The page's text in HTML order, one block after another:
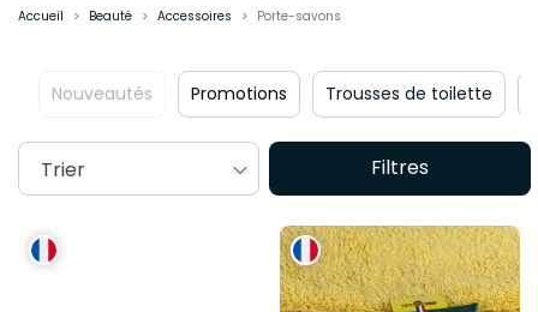
Accueil Beauté Accessoires Porte-savons
Promotions Trousses de toilette Lingettes
Filtres
Trier